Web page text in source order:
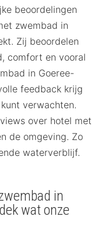
beoordelingen
zwembad in
Zij beoordelen
comfort en vooral
in Goeree-
feedback krijg
verwachten.
over hotel met
de omgeving. Zo
waterverblijf.
in
wat onze